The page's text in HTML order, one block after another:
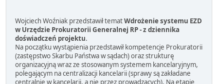
Wojciech Woźniak przedstawił tematWdrożenie systemu EZD
w Urzędzie Prokuratorii Generalnej RP - z dziennika
doświadczeń projektu.
Na początku wystąpienia przedstawił kompetencje Prokuratorii
(zastępstwo Skarbu Państwa w sądach) oraz strukturę
organizacyjną wraz ze stosowanym systemem kancelaryjnym,
polegającym na centralizacji kancelarii (sprawy są zakładane